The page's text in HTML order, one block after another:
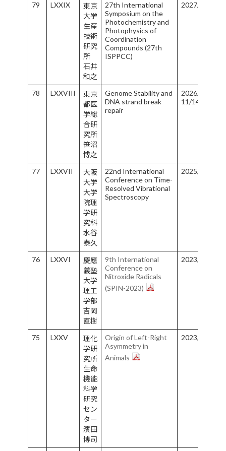
79 LXXIX
東京
大学
生産
技術
研究
所
石井
和之
27th International
Symposium on the
Photochemistry and
Photophysics of
Coordination
Compounds (27th
ISPPCC)
2027/6/27-7/
78 LXXVIII
東京
都医
学総
合研
究所
笹沼
博之
Genome Stability and
DNA strand break
repair
2026/11/12-
11/14
77 LXXVII
大阪
大学
大学
院理
学研
究科
水谷
泰久
22nd International
Conference on Time-
Resolved Vibrational
Spectroscopy
2025/5/25-5/
76 LXXVI
慶應
義塾
大学
理工
学部
吉岡
直樹
9th International
Conference on
Nitroxide Radicals
(SPIN-2023)
2023/9/24-9/
75 LXXV
理化
学研
究所
生命
機能
科学
研究
セン
ター
濱田
博司
Origin of Left-Right
Asymmetry in
Animals
2023/1/24-1/